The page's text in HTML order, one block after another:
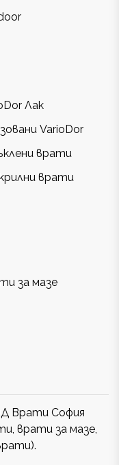
Лак
VarioDor
врати
врати
за мазе
Врати София
врати за мазе,